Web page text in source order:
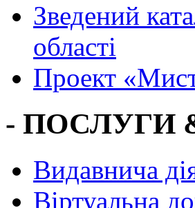
Зведений
області
Проект
- ПОСЛУГИ
Видавнича
Віртуальна